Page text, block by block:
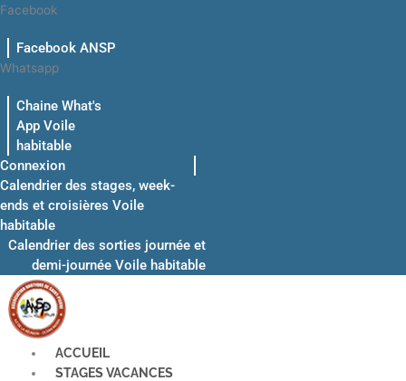
Aller
contenu
Facebook
Facebook ANSP
Whatsapp
Chaine What's
App Voile
habitable
Connexion
Calendrier des stages, week-
ends et croisières Voile
habitable
Calendrier des sorties journée et
demi-journée Voile habitable
ACCUEIL
STAGES VACANCES